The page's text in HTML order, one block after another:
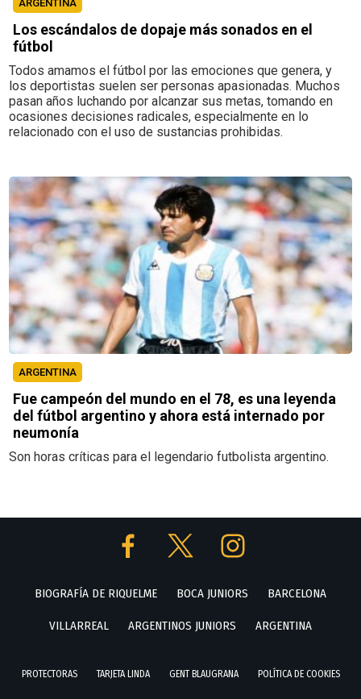
ARGENTINA
Los escándalos de dopaje más sonados en el
fútbol
Todos amamos el fútbol por las emociones que genera, y
los deportistas suelen ser personas apasionadas. Muchos
pasan años luchando por alcanzar sus metas, tomando en
ocasiones decisiones radicales, especialmente en lo
relacionado con el uso de sustancias prohibidas.
ARGENTINA
Fue campeón del mundo en el 78, es una leyenda
del fútbol argentino y ahora está internado por
neumonía
Son horas críticas para el legendario futbolista argentino.
BIOGRAFÍA DE RIQUELME BOCA JUNIORS BARCELONA
VILLARREAL ARGENTINOS JUNIORS ARGENTINA
PROTECTORAS TARJETA LINDA GENT BLAUGRANA POLÍTICA DE COOKIES